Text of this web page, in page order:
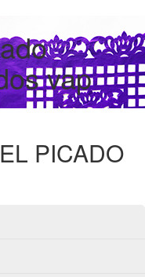
vap
PICADO